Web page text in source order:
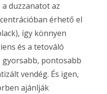
duzzanatot az
érhető el
így könnyen
és a tetováló
gyorsabb, pontosabb
vendég. És igen,
ajánlják